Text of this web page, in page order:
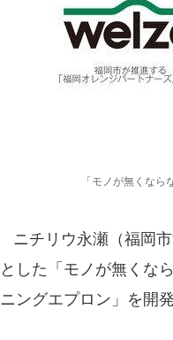
「モノが無くな
ニチリウ永瀬（福岡
とした「モノが無くな
ニングエプロン」を開発